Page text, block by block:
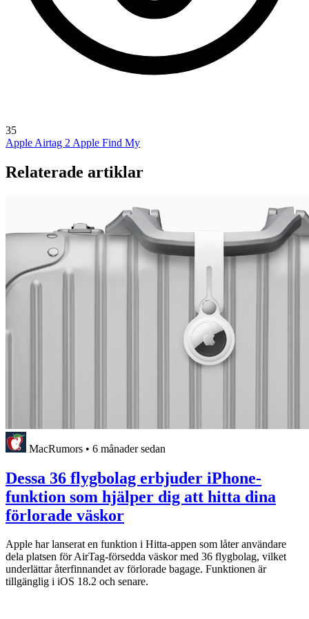
35
Apple Airtag 2 Apple Find My
Relaterade artiklar
MacRumors • 6 månader sedan
Dessa 36 flygbolag erbjuder iPhone-
funktion som hjälper dig att hitta dina
förlorade väskor
Apple har lanserat en funktion i Hitta-appen som låter användare
dela platsen för AirTag-försedda väskor med 36 flygbolag, vilket
underlättar återfinnandet av förlorade bagage. Funktionen är
tillgänglig i iOS 18.2 och senare.